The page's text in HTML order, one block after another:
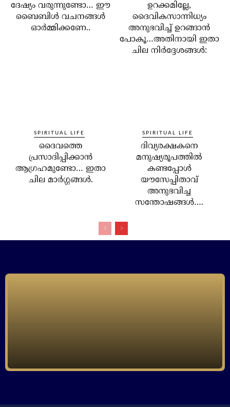
ദേഷ്യം വരുന്നുണ്ടോ… ഈ
ബൈബിള്‍ വചനങ്ങള്‍
ഓര്‍മ്മിക്കണേ..
ഉറക്കമില്ലേ,
ദൈവികസാന്നിധ്യം
അനുഭവിച്ച് ഉറങ്ങാന്‍
പോകൂ…അതിനായി ഇതാ
ചില നിര്‍ദ്ദേശങ്ങള്‍:
SPIRITUAL LIFE
ദൈവത്തെ
പ്രസാദിപ്പിക്കാന്‍
ആഗ്രഹമുണ്ടോ… ഇതാ
ചില മാര്‍ഗ്ഗങ്ങള്‍.
SPIRITUAL LIFE
ദിവ്യരക്ഷകനെ
മനുഷ്യരൂപത്തില്‍
കണ്ടപ്പോള്‍
യൗസേപ്പിതാവ്
അനുഭവിച്ച
സന്തോഷങ്ങള്‍….